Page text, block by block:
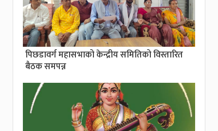
पिछडावर्ग महासभाको केन्द्रीय समितिको विस्तारित
बैठक समपन्न